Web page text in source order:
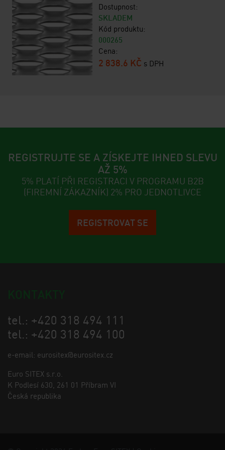
Dostupnost:
SKLADEM
Kód produktu:
000265
Cena:
2 838.6 KČ s DPH
REGISTRUJTE SE A ZÍSKEJTE IHNED SLEVU
AŽ 5%
5% PLATÍ PŘI REGISTRACI V PROGRAMU B2B
(FIREMNÍ ZÁKAZNÍK) 2% PRO JEDNOTLIVCE
REGISTROVAT SE
tel.: +420 318 494 111
tel.: +420 318 494 100
e-email: eurositex@eurositex.cz
Euro SITEX s.r.o.
K Podlesí 630, 261 01 Příbram VI
Česká republika